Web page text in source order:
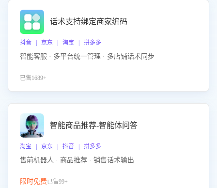
话术支持绑定商家编码
抖音 | 京东 | 淘宝 | 拼多多
智能客服 · 多平台统一管理 · 多店铺话术同步
已售1689+
智能商品推荐-智能体问答
淘宝 | 京东 | 抖音 | 拼多多
售前机器人 · 商品推荐 · 销售话术输出
限时免费已售99+